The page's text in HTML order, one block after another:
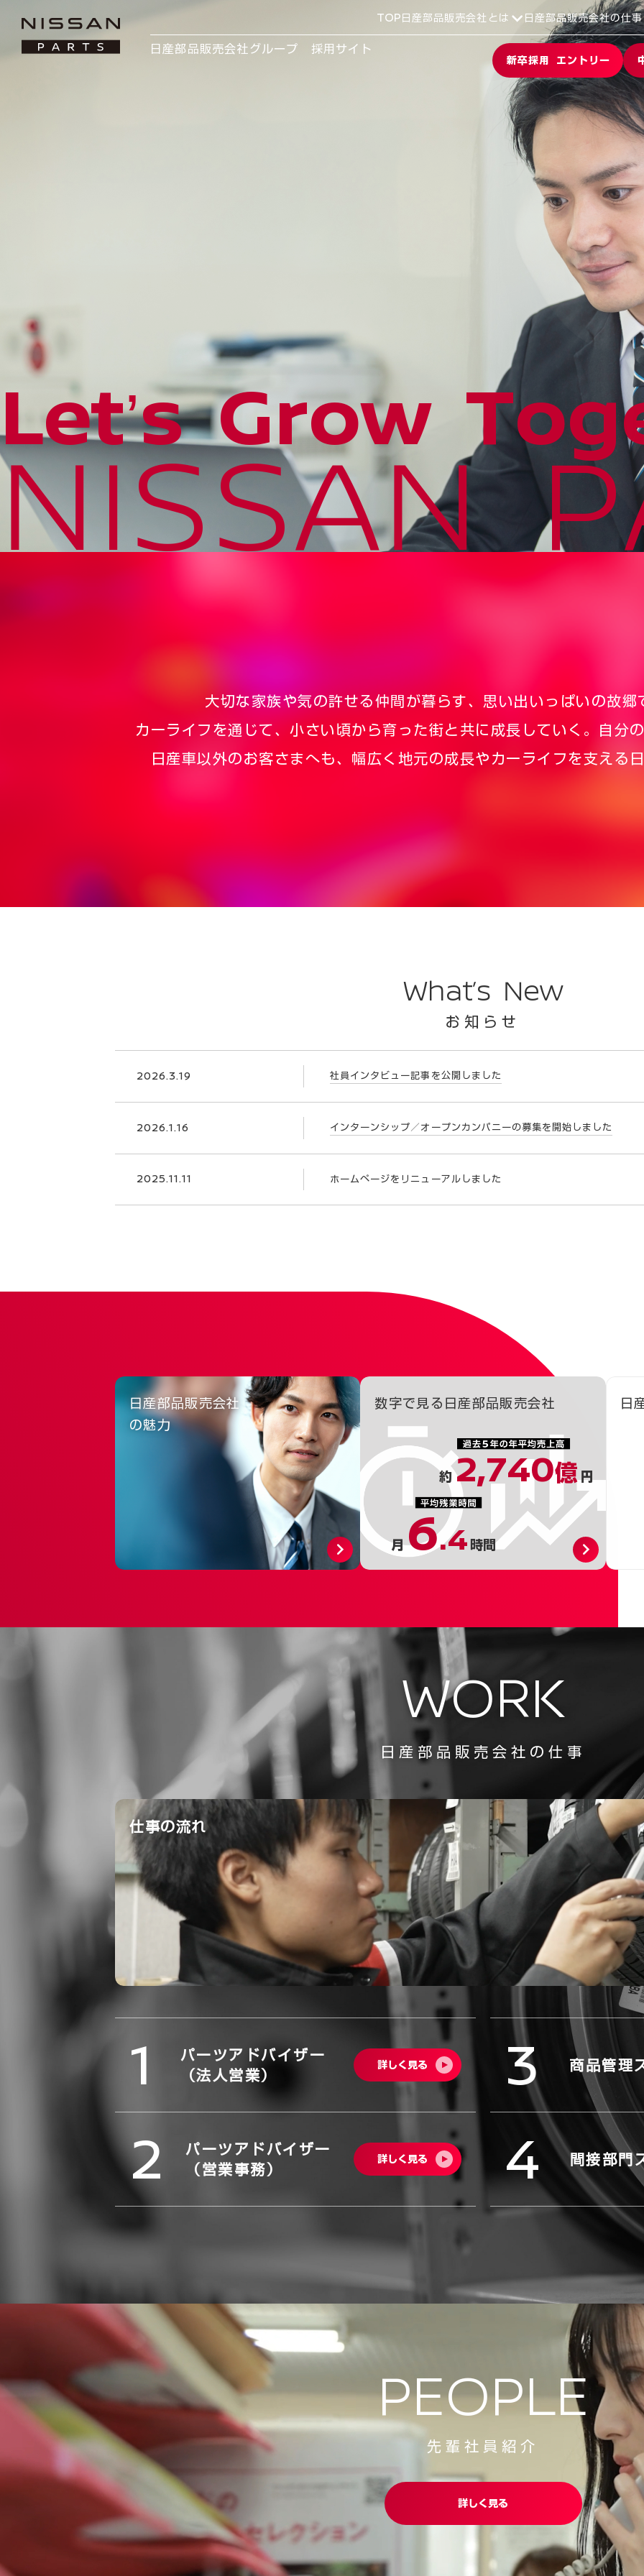
TOP 日産部品販売会社とは 日産部品販売会社の仕事
日産部品販売会社グループ 採用サイト
新卒採用 エントリー
Letʼs Grow
NISSAN
大切な家族や気の許せる仲間が暮らす、思い出いっぱいの故郷
カーライフを通じて、小さい頃から育った街と共に成長していく。自分
日産車以外のお客さまへも、幅広く地元の成長やカーライフを支える
What’s New
お知らせ
2026.3.19 社員インタビュー記事を公開しました
2026.1.16 インターンシップ／オープンカンパニーの募集を開始しました
2025.11.11 ホームページをリニューアルしました
日産部品販売会社
の魅力
数字で見る 日産部品販売会社
約 2,740億 円
月6.4 時間
日
WORK
日産部品販売会社の仕事
仕事の流れ
1
パーツアドバイザー
（法人営業）
詳しく見る
2
パーツアドバイザー
（営業事務）
詳しく見る
3 商品管理
4 間接部門
PEOPLE
先輩社員紹介
詳しく見る